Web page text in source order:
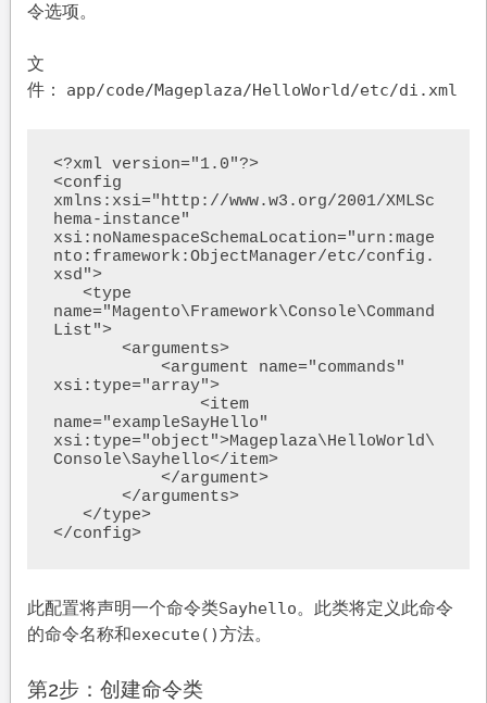
令选项。
文
件： app/code/Mageplaza/HelloWorld/etc/di.xml
<?xml version="1.0"?>
<config
xmlns:xsi="http://www.w3.org/2001/XMLSc
hema-instance"
xsi:noNamespaceSchemaLocation="urn:mage
nto:framework:ObjectManager/etc/config.
xsd">
name="Magento\Framework\Console\Command
List">
xsi:type="array">
name="exampleSayHello"
xsi:type="object">Mageplaza\HelloWorld\
Console\Sayhello</item>
</config>
此配置将声明一个命令类Sayhello。此类将定义此命令
的命令名称和execute()方法。
第2步：创建命令类